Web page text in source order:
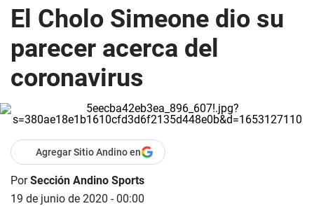
El Cholo Simeone dio su
parecer acerca del
coronavirus
Agregar Sitio Andino en
PorSección Andino Sports
19 de junio de 2020 - 00:00